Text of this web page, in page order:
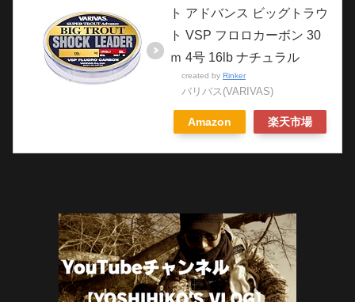
ト アドバンス ビッグトラウ
ト VSP フロロカーボン 30
ｍ 4号 16lb ナチュラル
created by Rinker
バリバス(VARIVAS)
Amazon 楽天市場